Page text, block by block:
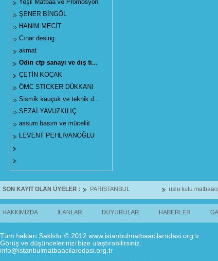
Yeşil Matbaa ve Promosyon
ŞENER BİNGÖL
HANIM MECİT
Cınar desing
akmat
Odin ctp sanayi ve dış ti...
ÇETİN KOÇAK
ÖMC STICKER DÜKKANI
Sismik kauçuk ve teknik d...
SEZAİ YAVUZKILIÇ
assum basım ve mücellit
LEVENT PEHLİVANOĞLU
SON KAYIT OLAN ÜYELER : PARİSTANBUL uslu kutu matbaacılık
HAKKIMIZDA İLANLAR DUYURULAR HABERLER
Tüm hakları Saklıdır © 2012 www.istanbulmatbaacilarodasi.org.tr
Görüş ve düşüncelerinizi bize ulaştırabilirsiniz.
info@istanbulmatbaacilarodasi.org.tr